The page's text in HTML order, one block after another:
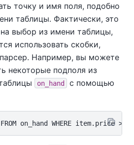
точку и имя поля, подобно
таблицы. Фактически, это
выбор из имени таблицы,
использовать скобки,
парсер. Например, вы можете
некоторые подполя из
on_hand
с помощью